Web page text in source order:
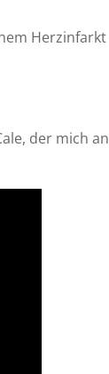
Herzinfarkt
der mich an